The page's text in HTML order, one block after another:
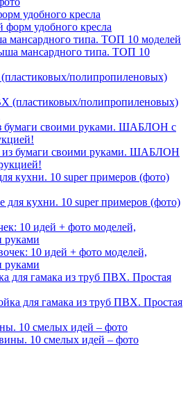
удобного кресла
мансардного типа. ТОП 10 моделей
полипропиленовых)
бумаги своими руками. ШАБЛОН с
кухни. 10 super примеров (фото)
10 идей + фото моделей,
руками
для гамака из труб ПВХ. Простая
10 смелых идей – фото